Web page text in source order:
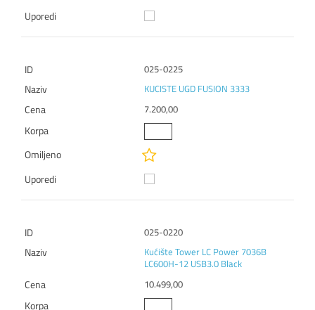
025-0225
KUCISTE UGD FUSION 3333
7.200,00
025-0220
Kućište Tower LC Power 7036B
LC600H-12 USB3.0 Black
10.499,00